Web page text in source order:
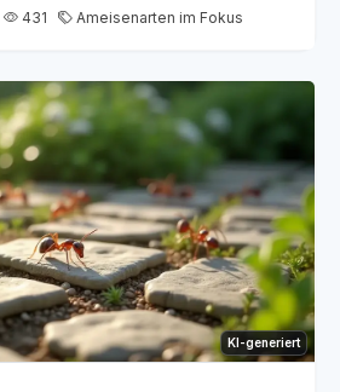
431 Ameisenarten im Fokus
KI-generiert